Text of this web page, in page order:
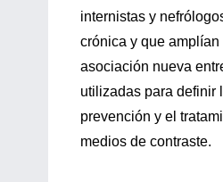
internistas y
crónica y que
asociación nueva
utilizadas para definir
prevención y el
medios de contraste.